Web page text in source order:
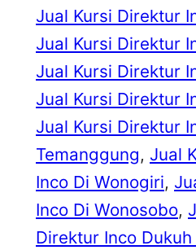
Jual Kursi Direktur
Jual Kursi Direktur
Jual Kursi Direktur
Jual Kursi Direktur
Jual Kursi Direktur
Temanggung, Jual
Inco Di Wonogiri,
Inco Di Wonosobo,
Direktur Inco Dukuh